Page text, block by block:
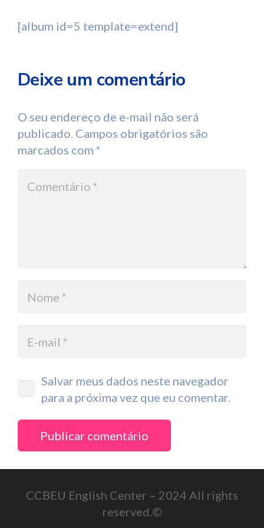
[album id=5 template=extend]
Deixe um comentário
O seu endereço de e-mail não será
publicado. Campos obrigatórios são
marcados com *
Salvar meus dados neste navegador
para a próxima vez que eu comentar.
Publicar comentário
CCBEU English Center – 2024 All rights
reserved.©